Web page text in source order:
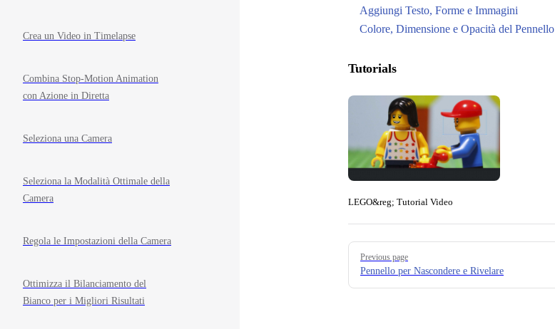
Crea un Video in Timelapse
Combina Stop-Motion Animation
con Azione in Diretta
Seleziona una Camera
Seleziona la Modalità Ottimale della
Camera
Regola le Impostazioni della Camera
Ottimizza il Bilanciamento del
Bianco per i Migliori Risultati
Aggiungi Testo, Forme e Immagini
Colore, Dimensione e Opacità del Pennello
Tutorials
LEGO&reg; Tutorial Video
Pager
Previous page
Pennello per Nascondere e Rivelare